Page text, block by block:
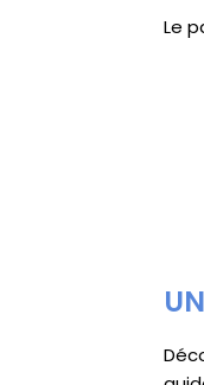
Le